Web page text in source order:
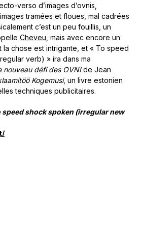
verso d’images d’ovnis,
tramées et floues, mal cadrées
c’est un peu fouillis, un
Cheveu , mais avec encore un
la chose est intrigante, et « To speed
verb) » ira dans ma
nouveau défi des OVNIde Jean
Kogemusi, un livre estonien
techniques publicitaires.
speed shock spoken (irregular new